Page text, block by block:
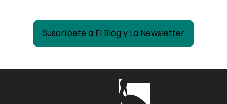
Suscríbete a El Blog y La Newsletter